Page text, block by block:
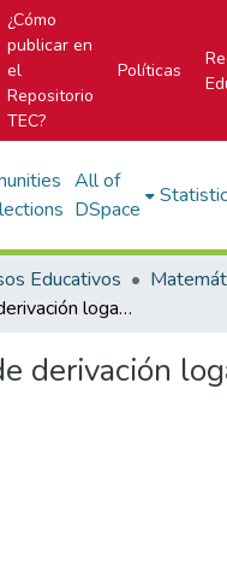
¿Cómo
publicar en
el
Repositorio
TEC?
Políticas
All of
DSpace
Educativos
Ejercicio de derivación logarítmica
derivación